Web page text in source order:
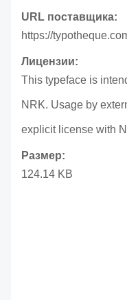
URL поставщика:
https://
Лицензии:
This typeface is
NRK. Usage by
explicit license with
Размер:
124.14 KB